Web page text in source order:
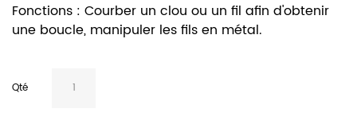
Fonctions : Courber un clou ou un fil afin d'obtenir
une boucle, manipuler les fils en métal.
Qté